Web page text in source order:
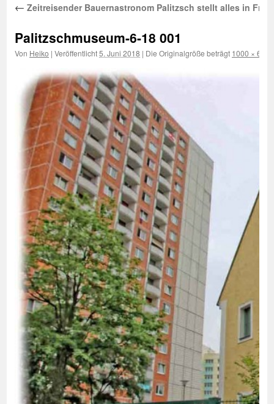
← Zeitreisender Bauernastronom Palitzsch stellt alles in
Palitzschmuseum-6-18 001
Von Heiko | Veröffentlicht5. Juni 2018 | Die Originalgröße beträgt 1000 × 667